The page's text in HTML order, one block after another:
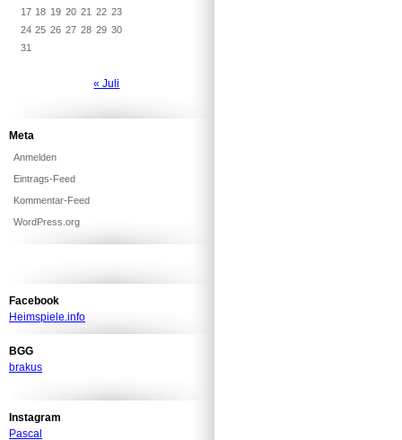
17 18 19 20 21 22 23
24 25 26 27 28 29 30
31
« Juli
Meta
Anmelden
Eintrags-Feed
Kommentar-Feed
WordPress.org
Facebook
Heimspiele.info
BGG
brakus
Instagram
Pascal